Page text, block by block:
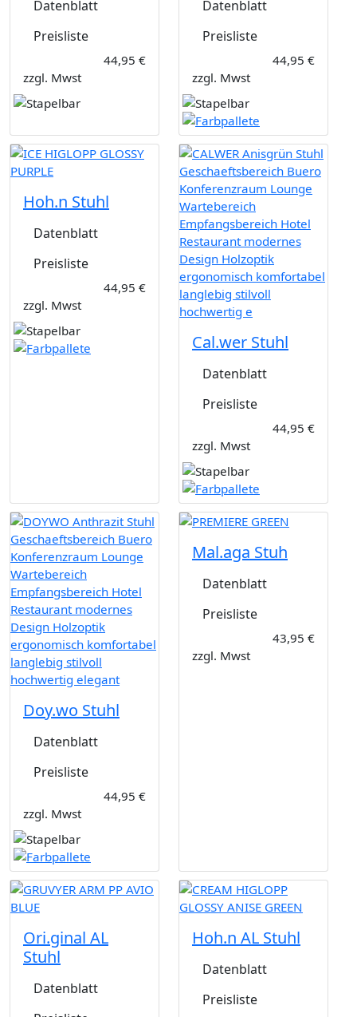
Datenblatt
Preisliste
44,95 €
zzgl. Mwst
Datenblatt
Preisliste
44,95 €
zzgl. Mwst
Hoh.n Stuhl
Datenblatt
Preisliste
44,95 €
zzgl. Mwst
Cal.wer Stuhl
Datenblatt
Preisliste
44,95 €
zzgl. Mwst
Doy.wo Stuhl
Datenblatt
Preisliste
44,95 €
zzgl. Mwst
Mal.aga Stuh
Datenblatt
Preisliste
43,95 €
zzgl. Mwst
Ori.ginal AL
Stuhl
Datenblatt
Hoh.n AL Stuhl
Datenblatt
Preisliste